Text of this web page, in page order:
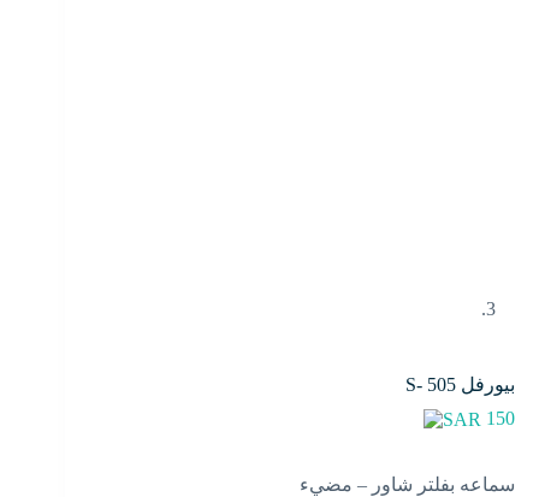
بيورفل S- 505
150
سماعه بفلتر شاور – مضيء